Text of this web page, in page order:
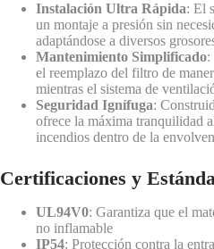
Instalación Ultra Rápida: El
un montaje a presión sin
adaptándose a diversos
Mantenimiento Simplificado:
el reemplazo del filtro de
mientras el sistema de
Seguridad Ignífuga:
ofrece la máxima tranquilidad
incendios dentro de la
Certificaciones y
UL94V0: Garantiza que el
no inflamable
IP54: Protección contra la